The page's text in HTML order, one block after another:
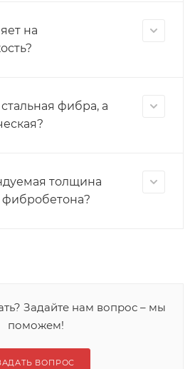
на
фибра, а
толщина
Задайте нам вопрос – мы
поможем!
ВОПРОС